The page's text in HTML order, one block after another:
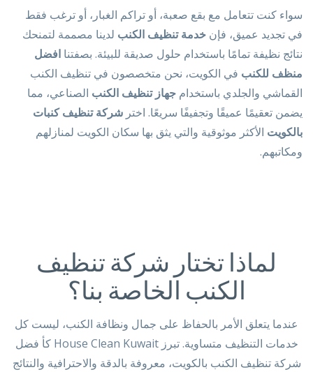
سواء كنت تتعامل مع بقع صعبة، أو تراكم الغبار، أو ترغب فقط
في تجديد عميق، فإن خدمة تنظيف الكنب لدينا مصممة لتمنحك
نتائج نظيفة تمامًا باستخدام حلول صديقة للبيئة. بصفتنا افضل
منظف للكنب في الكويت، نحن متخصصون في تنظيف الكنب
القماشي والجلدي باستخدام جهاز تنظيف الكنب الصناعي، مما
يضمن تعقيمًا عميقًا وتجفيفًا سريعًا. اختر شركة تنظيف كنبات
بالكويت الأكثر موثوقية والتي يثق بها سكان الكويت لمنازلهم
ومكاتبهم.
لماذا تختار شركة تنظيف
الكنب الخاصة بنا؟
عندما يتعلق الأمر بالحفاظ على جمال ونظافة الكنب، ليست كل
خدمات التنظيف متساوية. تبرز House Clean Kuwait كأ فضل
شركة تنظيف الكنب بالكويت، معروفة بالدقة والاحترافية والنتائج